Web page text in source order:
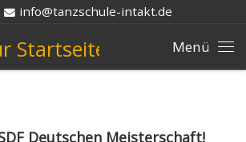
info@tanzschule-intakt.de
Deutschen Meisterschaft!